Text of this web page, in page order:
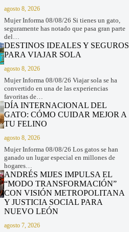
agosto 8, 2026
Mujer Informa 08/08/26 Si tienes un gato,
seguramente has notado que pasa gran parte
del…
DESTINOS IDEALES Y SEGUROS
PARA VIAJAR SOLA
agosto 8, 2026
Mujer Informa 08/08/26 Viajar sola se ha
convertido en una de las experiencias
favoritas de…
DÍA INTERNACIONAL DEL
GATO: CÓMO CUIDAR MEJOR A
TU FELINO
agosto 8, 2026
Mujer Informa 08/08/26 Los gatos se han
ganado un lugar especial en millones de
hogares…
ANDRÉS MIJES IMPULSA EL
“MODO TRANSFORMACIÓN”
CON VISIÓN METROPOLITANA
Y JUSTICIA SOCIAL PARA
NUEVO LEÓN
agosto 7, 2026